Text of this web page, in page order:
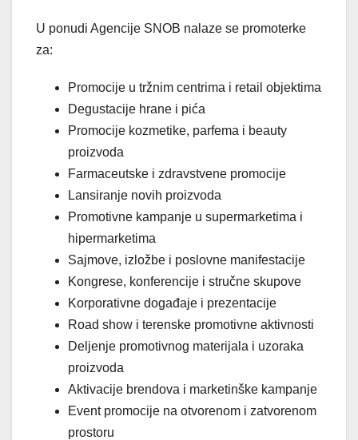
U ponudi Agencije SNOB nalaze se promoterke
za:
Promocije u tržnim centrima i retail objektima
Degustacije hrane i pića
Promocije kozmetike, parfema i beauty
proizvoda
Farmaceutske i zdravstvene promocije
Lansiranje novih proizvoda
Promotivne kampanje u supermarketima i
hipermarketima
Sajmove, izložbe i poslovne manifestacije
Kongrese, konferencije i stručne skupove
Korporativne događaje i prezentacije
Road show i terenske promotivne aktivnosti
Deljenje promotivnog materijala i uzoraka
proizvoda
Aktivacije brendova i marketinške kampanje
Event promocije na otvorenom i zatvorenom
prostoru